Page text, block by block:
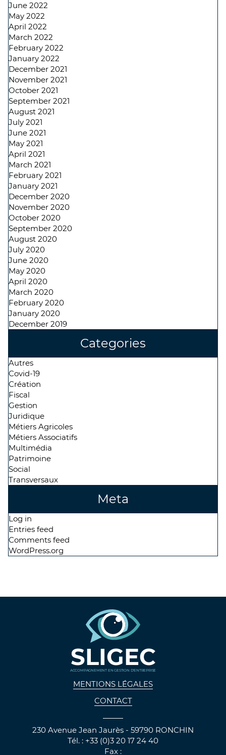
June 2022
May 2022
April 2022
March 2022
February 2022
January 2022
December 2021
November 2021
October 2021
September 2021
August 2021
July 2021
June 2021
May 2021
April 2021
March 2021
February 2021
January 2021
December 2020
November 2020
October 2020
September 2020
August 2020
July 2020
June 2020
May 2020
April 2020
March 2020
February 2020
January 2020
December 2019
Categories
Autres
Covid-19
Création
Fiscal
Gestion
Juridique
Métiers Agricoles
Métiers Associatifs
Multimédia
Patrimoine
Social
Transversaux
Meta
Log in
Entries feed
Comments feed
WordPress.org
SLIGEC
ACCOMPAGNEMENT EN GESTION D'ENTREPRISE
MENTIONS LÉGALES
CONTACT
230 Avenue Jean Jaurès - 59790 RONCHIN
Tél. : +33 (0)3 20 17 24 40
Fax :